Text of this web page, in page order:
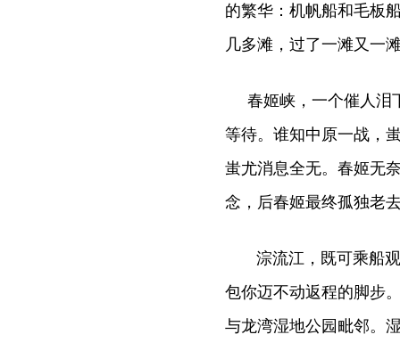
的繁华：机帆船和毛板
几多滩，过了一滩又一
春姬峡，一个催人泪
等待。谁知中原一战，
蚩尤消息全无。春姬无
念，后春姬最终孤独老
淙流江，既可乘船观
包你迈不动返程的脚步
与龙湾湿地公园毗邻。